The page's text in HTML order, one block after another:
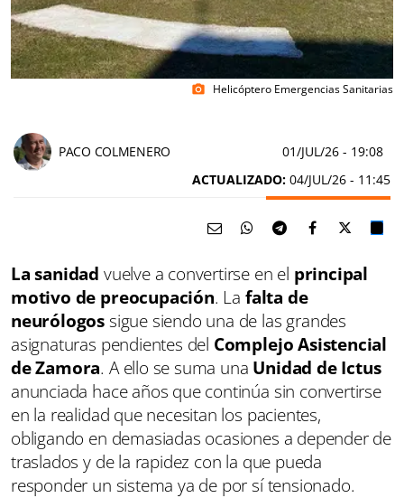
photo_camera Helicóptero Emergencias Sanitarias
PACO COLMENERO 01/JUL/26 - 19:08
ACTUALIZADO: 04/JUL/26 - 11:45
La sanidad vuelve a convertirse en el principal
motivo de preocupación. La falta de
neurólogos sigue siendo una de las grandes
asignaturas pendientes del Complejo Asistencial
de Zamora. A ello se suma una Unidad de Ictus
anunciada hace años que continúa sin convertirse
en la realidad que necesitan los pacientes,
obligando en demasiadas ocasiones a depender de
traslados y de la rapidez con la que pueda
responder un sistema ya de por sí tensionado.